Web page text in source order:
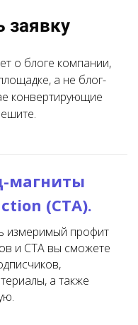
заявку
о блоге компании,
а не блог-
конвертирующие
магниты
(CTA).
измеримый профит
и CTA вы сможете
а также